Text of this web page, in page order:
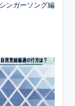
ンガーソング編